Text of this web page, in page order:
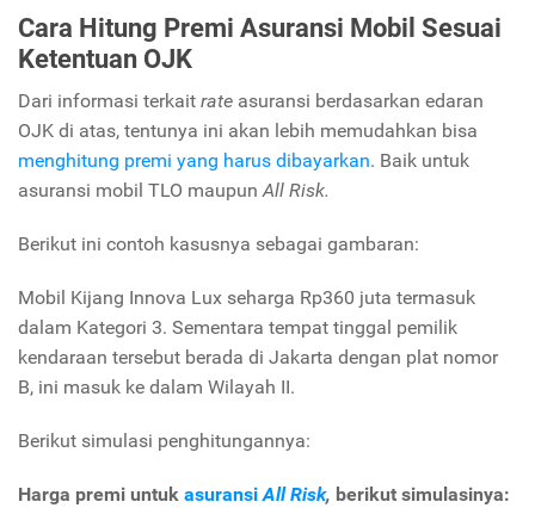
Cara Hitung Premi Asuransi Mobil Sesuai
Ketentuan OJK
Dari informasi terkait rate asuransi berdasarkan edaran
OJK di atas, tentunya ini akan lebih memudahkan bisa
menghitung premi yang harus dibayarkan. Baik untuk
asuransi mobil TLO maupun All Risk.
Berikut ini contoh kasusnya sebagai gambaran:
Mobil Kijang Innova Lux seharga Rp360 juta termasuk
dalam Kategori 3. Sementara tempat tinggal pemilik
kendaraan tersebut berada di Jakarta dengan plat nomor
B, ini masuk ke dalam Wilayah II.
Berikut simulasi penghitungannya:
Harga premi untuk asuransi All Risk, berikut simulasinya: